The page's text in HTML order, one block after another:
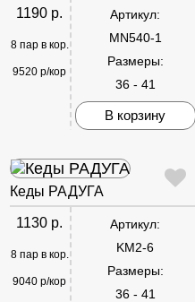
1190 р.
8 пар в кор.
9520 р/кор
Артикул:
MN540-1
Размеры:
36 - 41
В корзину
Кеды РАДУГА
1130 р.
8 пар в кор.
9040 р/кор
Артикул:
KM2-6
Размеры:
36 - 41